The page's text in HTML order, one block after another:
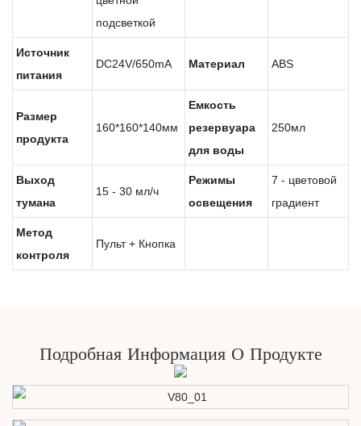
подсветкой
Источник
питания
DC24V/650mA Материал ABS
Размер
продукта
160*160*140мм
Емкость
резервуара
для воды
250мл
Выход
тумана
15 - 30 мл/ч
Режимы
освещения
7 - цветовой
градиент
Метод
контроля
Пульт + Кнопка
Подробная Информация О Продукте